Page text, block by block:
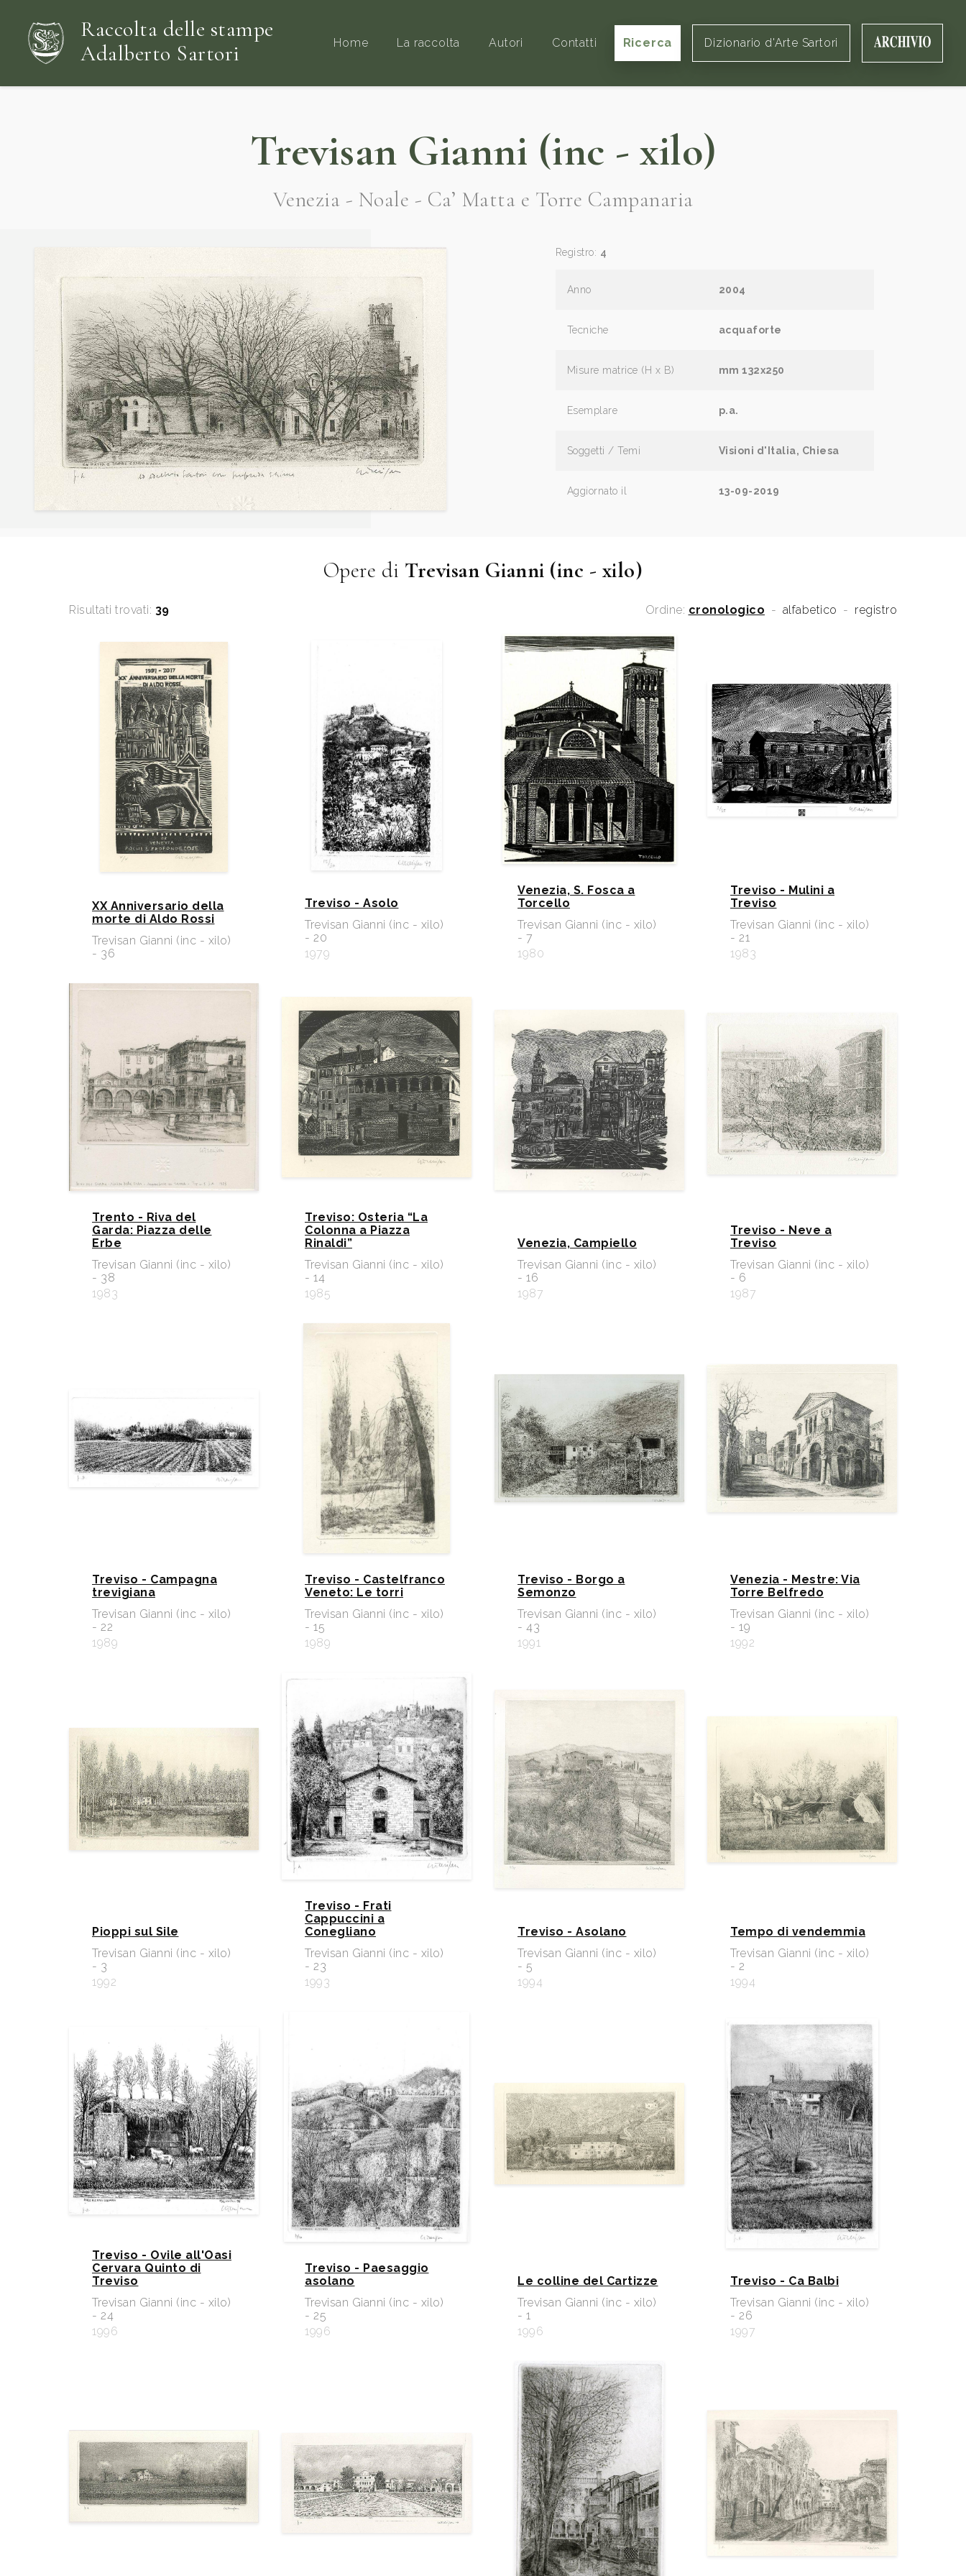
Raccolta delle stampe
Adalberto Sartori
Home La raccolta Autori Contatti Ricerca Dizionario d'Arte Sartori
Trevisan Gianni (inc - xilo)
Venezia - Noale - Ca’ Matta e Torre Campanaria
Registro: 4
Anno 2004
Tecniche acquaforte
Misure matrice (H x B) mm 132x250
Esemplare p.a.
Soggetti / Temi Visioni d'Italia, Chiesa
Aggiornato il 13-09-2019
Opere di Trevisan Gianni (inc - xilo)
Risultati trovati: 39 Ordine: cronologico - alfabetico - registro
XX Anniversario della
morte di Aldo Rossi
Trevisan Gianni (inc - xilo)
- 36
Treviso - Asolo
Trevisan Gianni (inc - xilo)
- 20
1979
Venezia, S. Fosca a
Torcello
Trevisan Gianni (inc - xilo)
- 7
1980
Treviso - Mulini a
Treviso
Trevisan Gianni (inc - xilo)
- 21
1983
Trento - Riva del
Garda: Piazza delle
Erbe
Trevisan Gianni (inc - xilo)
- 38
1983
Treviso: Osteria “La
Colonna a Piazza
Rinaldi”
Trevisan Gianni (inc - xilo)
- 14
1985
Venezia, Campiello
Trevisan Gianni (inc - xilo)
- 16
1987
Treviso - Neve a
Treviso
Trevisan Gianni (inc - xilo)
- 6
1987
Treviso - Campagna
trevigiana
Trevisan Gianni (inc - xilo)
- 22
1989
Treviso - Castelfranco
Veneto: Le torri
Trevisan Gianni (inc - xilo)
- 15
1989
Treviso - Borgo a
Semonzo
Trevisan Gianni (inc - xilo)
- 43
1991
Venezia - Mestre: Via
Torre Belfredo
Trevisan Gianni (inc - xilo)
- 19
1992
Pioppi sul Sile
Trevisan Gianni (inc - xilo)
- 3
1992
Treviso - Frati
Cappuccini a
Conegliano
Trevisan Gianni (inc - xilo)
- 23
1993
Treviso - Asolano
Trevisan Gianni (inc - xilo)
- 5
1994
Tempo di vendemmia
Trevisan Gianni (inc - xilo)
- 2
1994
Treviso - Ovile all'Oasi
Cervara Quinto di
Treviso
Trevisan Gianni (inc - xilo)
- 24
1996
Treviso - Paesaggio
asolano
Trevisan Gianni (inc - xilo)
- 25
1996
Le colline del Cartizze
Trevisan Gianni (inc - xilo)
- 1
1996
Treviso - Ca Balbi
Trevisan Gianni (inc - xilo)
- 26
1997